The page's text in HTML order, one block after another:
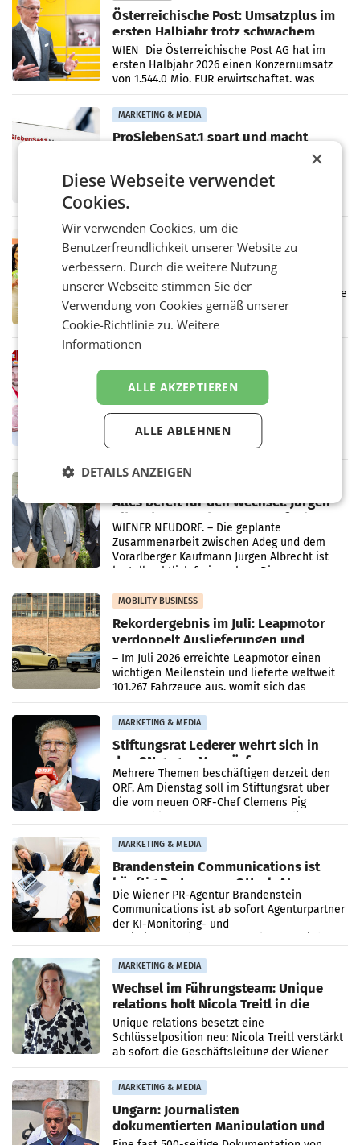
Österreichische Post: Umsatzplus im
ersten Halbjahr trotz schwachem
Briefgeschäft
WIEN Die Österreichische Post AG hat im
ersten Halbjahr 2026 einen Konzernumsatz
von 1.544,0 Mio. EUR erwirtschaftet, was
einem Plus von 3,8 Prozent gegenüber dem
Vergleichszeitraum
MARKETING & MEDIA
ProSiebenSat.1 spart und macht
UNTERFÖHRING/MAILAND/AMSTERDAM. Der
Fernsehkonzern ProSiebenSat.1 hat im
wieder Gewinn gemacht und die
Markterwartung deutlich übertroffen.
RETAIL
Eine Bühne für Zirkularität: ARA und
Müller informieren am POS über
Kreislauffähigkeit
Über den gesamten August hinweg rücken die
Altstoff Recycling Austria AG (ARA) und der
Handelskonzern Müller die Initiative
Müller-Filialen
Penny modernisiert zwei Filialen in
Ober- und Niederösterreich
WIENER NEUDORF. – Im Rahmen einer
laufenden Modernisierungsoffensive
erneuert Penny zwei Filialen in Nieder- und
Oberösterreich. Die beiden Standorte liegen
in Haag sowie im rund
RETAIL
Alles bereit für den Wechsel: Jürgen
Albrecht setzt ab 1.1.2027 auf Adeg
WIENER NEUDORF. – Die geplante
Zusammenarbeit zwischen Adeg und dem
Vorarlberger Kaufmann Jürgen Albrecht ist
kartellrechtlich freigegeben: Die
Bundeswettbewerbsbehörde und der
Bundeskartellanwalt
MOBILITY BUSINESS
Rekordergebnis im Juli: Leapmotor
verdoppelt Auslieferungen und
überschreitet die 100.000er-Marke
– Im Juli 2026 erreichte Leapmotor einen
wichtigen Meilenstein und lieferte weltweit
101.267 Fahrzeuge aus, womit sich das
Ergebnis gegenüber Juli 2025 mehr als
verdoppelte (+102
MARKETING & MEDIA
Stiftungsrat Lederer wehrt sich in
den SN gegen Vorwürfe
Mehrere Themen beschäftigen derzeit den
ORF. Am Dienstag soll im Stiftungsrat über
die vom neuen ORF-Chef Clemens Pig
MARKETING & MEDIA
Brandenstein Communications ist
künftig Partner von OtterlyAI
Die Wiener PR-Agentur Brandenstein
Communications ist ab sofort Agenturpartner
der KI-Monitoring- und
MARKETING & MEDIA
Wechsel im Führungsteam: Unique
relations holt Nicola Treitl in die
Geschäftsleitung
Unique relations besetzt eine
Schlüsselposition neu: Nicola Treitl verstärkt
ab sofort die Geschäftsleitung der Wiener
PR-Agentur an der Seite von Josef Kalina und
Anna Kalina-Mahr.
MARKETING & MEDIA
Ungarn: Journalisten
dokumentierten Manipulation und
Zensur
×
Diese Webseite verwendet
Cookies.
Wir verwenden Cookies, um die
Benutzerfreundlichkeit unserer Website zu
verbessern. Durch die weitere Nutzung
unserer Webseite stimmen Sie der
Verwendung von Cookies gemäß unserer
Cookie-Richtlinie zu.Weitere
Informationen
ALLE AKZEPTIEREN
ALLE ABLEHNEN
DETAILS ANZEIGEN